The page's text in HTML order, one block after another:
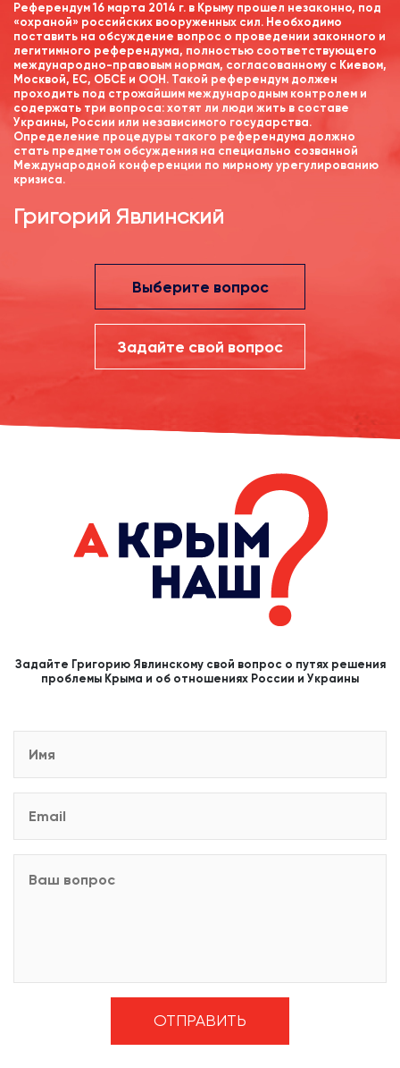
Референдум 16 марта 2014 г. в Крыму прошел незаконно, под
«охраной» российских вооруженных сил. Необходимо
поставить на обсуждение вопрос о проведении законного и
легитимного референдума, полностью соответствующего
международно-правовым нормам, согласованному с Киевом,
Москвой, ЕС, ОБСЕ и ООН. Такой референдум должен
проходить под строжайшим международным контролем и
содержать три вопроса: хотят ли люди жить в составе
Украины, России или независимого государства.
Определение процедуры такого референдума должно
стать предметом обсуждения на специально созванной
Международной конференции по мирному урегулированию
кризиса.
Григорий Явлинский
Выберите вопрос
Задайте свой вопрос
Задайте Григорию Явлинскому свой вопрос о путях решения
проблемы Крыма и об отношениях России и Украины